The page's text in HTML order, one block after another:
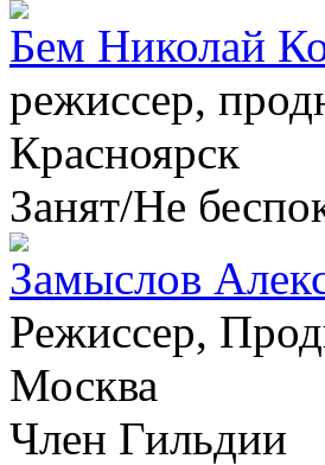
Бем Николай
режиссер,
Красноярск
Занят/Не
Замыслов
Режиссер,
Москва
Член Гильдии